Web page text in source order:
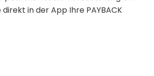
in der App Ihre PAYBACK